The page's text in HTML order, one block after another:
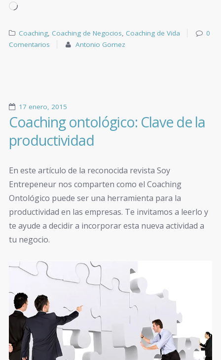
Coaching, Coaching de Negocios, Coaching de Vida
0
Comentarios
Antonio Gomez
17 enero, 2015
Coaching ontológico: Clave de la
productividad
En este artículo de la reconocida revista Soy
Entrepeneur nos comparten como el Coaching
Ontológico puede ser una herramienta para la
productividad en las empresas. Te invitamos a leerlo y
te ayude a decidir a incorporar esta nueva actividad a
tu negocio.